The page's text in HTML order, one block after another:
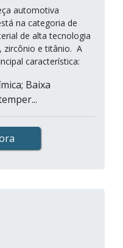
automotiva
na categoria de
de alta tecnologia
zircônio e titânio. A
característica:
Baixa